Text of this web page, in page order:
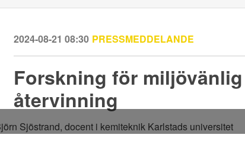
2024-08-21 08:30 PRESSMEDDELANDE
Forskning för
återvinning